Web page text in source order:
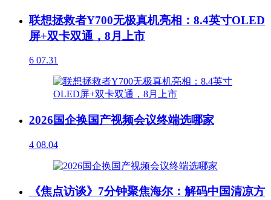
联想拯救者Y700无极真机亮相：8.4英寸OLED
屏+双卡双通，8月上市
6 07.31
2026国企换国产视频会议终端选哪家
4 08.04
《焦点访谈》7分钟聚焦海尔：解码中国清凉方